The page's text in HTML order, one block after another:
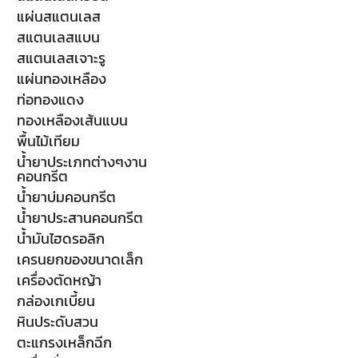
แผ่นสแตนเลส
สแตนเลสแบน
สแตนเลสเจาะรู
แผ่นทองเหลือง
ท่อทองแดง
ทองเหลืองเส้นแบน
พื้นไม้เทียม
น้ำยาประเภทต่างๆงาน
คอนกรีต
น้ำยาบ่มคอนกรีต
น้ำยาประสานคอนกรีต
น้ำมันไฮดรอลิก
เครนยกของขนาดเล็ก
เครื่องตัดหญ้า
กล่องเกเบี้ยน
หินประดับสวน
ตะแกรงเหล็กฉีก